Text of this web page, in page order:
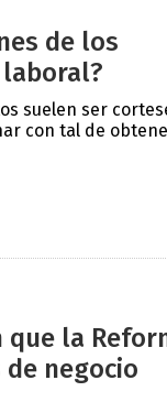
de los
suelen ser
con tal de
que la
negocio